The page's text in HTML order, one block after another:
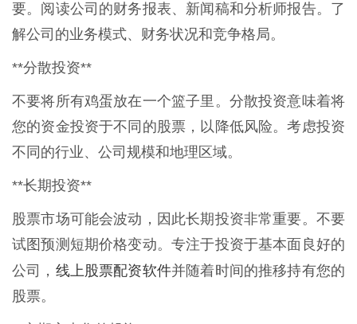
要。阅读公司的财务报表、新闻稿和分析师报告。了
解公司的业务模式、财务状况和竞争格局。
**分散投资**
不要将所有鸡蛋放在一个篮子里。分散投资意味着将
您的资金投资于不同的股票，以降低风险。考虑投资
不同的行业、公司规模和地理区域。
**长期投资**
股票市场可能会波动，因此长期投资非常重要。不要
试图预测短期价格变动。专注于投资于基本面良好的
公司， 线上股票配资软件并随着时间的推移持有您的
股票。